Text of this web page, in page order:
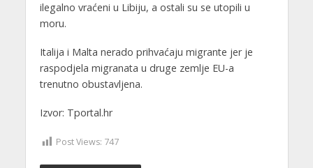
ilegalno vraćeni u Libiju, a ostali su se utopili u
moru.
Italija i Malta nerado prihvaćaju migrante jer je
raspodjela migranata u druge zemlje EU-a
trenutno obustavljena.
Izvor: Tportal.hr
Post Views: 747